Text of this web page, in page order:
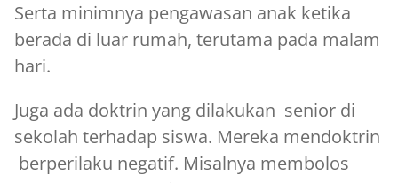
Serta minimnya pengawasan anak ketika
berada di luar rumah, terutama pada malam
hari.
Juga ada doktrin yang dilakukan senior di
sekolah terhadap siswa. Mereka mendoktrin
berperilaku negatif. Misalnya membolos